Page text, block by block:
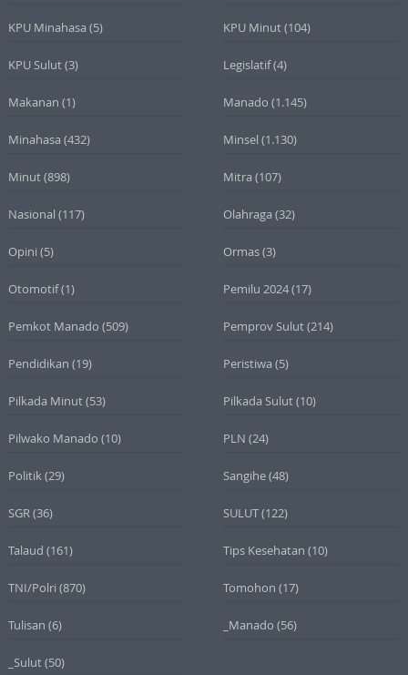
KPU Minahasa (5) KPU Minut(104)
KPU Sulut(3) Legislatif(4)
Makanan (1) Manado (1.145)
Minahasa (432) Minsel (1.130)
Minut(898) Mitra (107)
Nasional (117) Olahraga (32)
Opini (5) Ormas(3)
Otomotif(1) Pemilu 2024(17)
Pemkot Manado (509) Pemprov Sulut(214)
Pendidikan (19) Peristiwa (5)
Pilkada Minut(53) Pilkada Sulut(10)
Pilwako Manado (10) PLN (24)
Politik(29) Sangihe(48)
SGR(36) SULUT(122)
Talaud (161) Tips Kesehatan (10)
TNI/Polri (870) Tomohon (17)
Tulisan (6) _Manado (56)
_Sulut(50)